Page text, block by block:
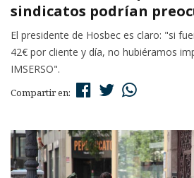
sindicatos podrían
El presidente de Hosbec es claro: "si
42€ por cliente y día, no hubiéramos
IMSERSO".
Compartir en: